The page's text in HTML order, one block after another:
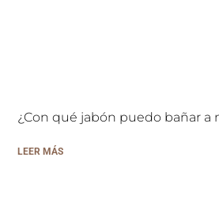
¿Con qué jabón puedo bañar a
LEER MÁS